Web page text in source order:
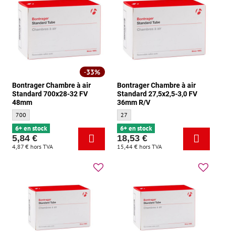
33%
Bontrager Chambre à air
Standard 700x28-32 FV
48mm
Bontrager Chambre à air Standard 700x28-32 FV 48mm - Taille:
700
6+ en stock
5,84 €
4,87 € hors TVA
Bontrager Chambre à air
Standard 27,5x2,5-3,0 FV
36mm R/V
Bontrager Chambre à air Standard
27
6+ en stock
18,53 €
15,44 € hors TVA